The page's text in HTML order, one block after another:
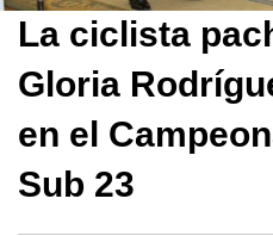
La ciclista
Gloria
en el
Sub 23